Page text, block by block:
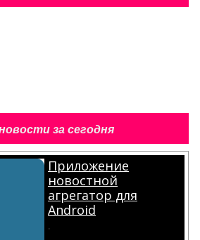
за сегодня
Приложение
новостной
агрегатор для
Android
.